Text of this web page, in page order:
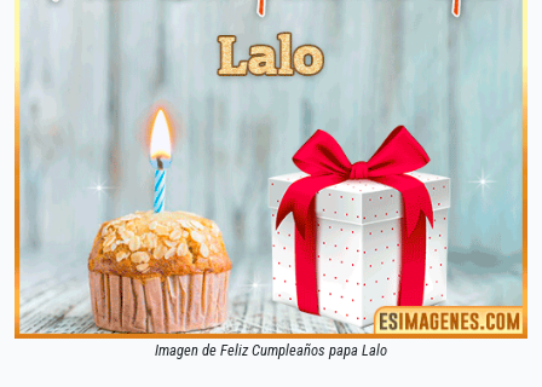
Imagen de Feliz Cumpleaños papa Lalo